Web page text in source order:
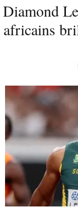
Diamond
africains